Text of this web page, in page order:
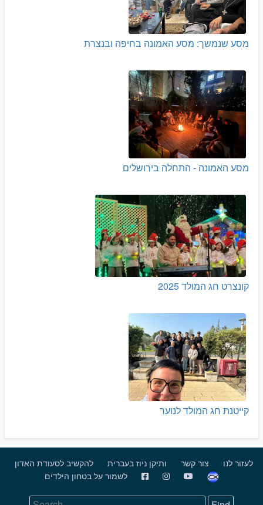
מסע שנמשך: מסע האמונה בחיפה ובנצרת
מסע האמונה - התחלה בירושלים
קונצרט חג המולד 2025
קייטנת חג המולד לנוער
לעזור לנו צור קשר ותיקן ניוז בעברית
להקשיב לסעודת האדון
לשמור על בטחון הילדים